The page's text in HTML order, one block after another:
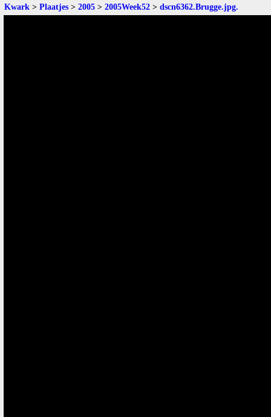
Kwark > Plaatjes > 2005 > 2005Week52 > dscn6362.Brugge.jpg.